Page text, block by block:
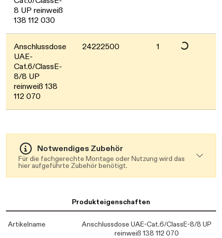
8 UP reinweiß
138 112 030
Anschlussdose
UAE-
Cat.6/ClassE-
8/8 UP
reinweiß 138
112 070
24222500 1 Daten
Notwendiges Zubehör
Für die fachgerechte Montage oder Nutzung wird das
hier aufgeführte Zubehör benötigt.
Produkteigenschaften
Artikelname
Anschlussdose UAE-Cat.6/ClassE-8/8 UP
reinweiß 138 112 070